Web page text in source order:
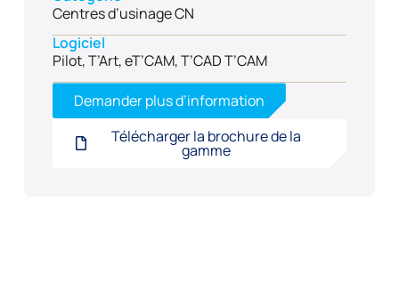
Centres d’usinage CN
Logiciel
Pilot, T’Art, eT’CAM, T’CAD T’CAM
Demander plus d’information
Télécharger la brochure de la
gamme